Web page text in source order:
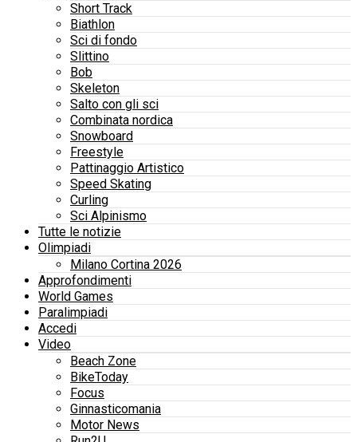
Short Track
Biathlon
Sci di fondo
Slittino
Bob
Skeleton
Salto con gli sci
Combinata nordica
Snowboard
Freestyle
Pattinaggio Artistico
Speed Skating
Curling
Sci Alpinismo
Tutte le notizie
Olimpiadi
Milano Cortina 2026
Approfondimenti
World Games
Paralimpiadi
Accedi
Video
Beach Zone
BikeToday
Focus
Ginnasticomania
Motor News